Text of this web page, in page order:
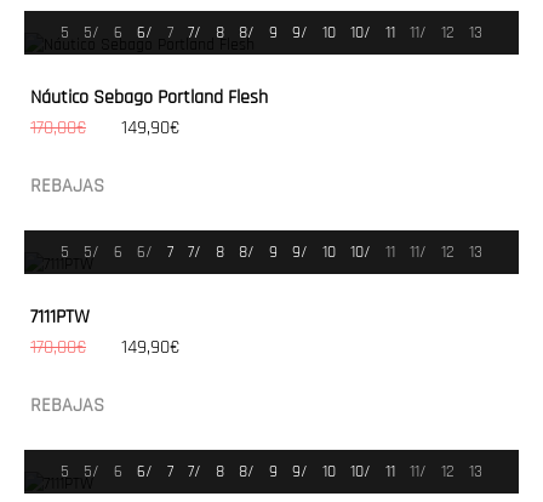
5 5/ 6 6/ 7 7/ 8 8/ 9 9/ 10 10/ 11 11/ 12 13
Náutico Sebago Portland Flesh
170,00€
149,90€
REBAJAS
5 5/ 6 6/ 7 7/ 8 8/ 9 9/ 10 10/ 11 11/ 12 13
7111PTW
170,00€
149,90€
REBAJAS
5 5/ 6 6/ 7 7/ 8 8/ 9 9/ 10 10/ 11 11/ 12 13